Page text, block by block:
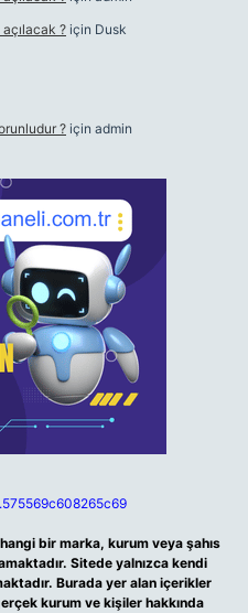
? için Dusk
? için admin
bir marka, kurum veya şahıs
Sitede yalnızca kendi
Burada yer alan içerikler
kurum ve kişiler hakkında